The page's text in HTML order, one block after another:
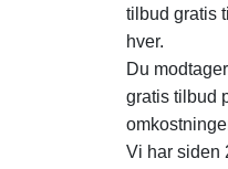
tilbud gratis
hver.
Du
gratis tilbud
Vi har siden